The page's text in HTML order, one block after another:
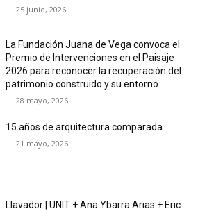
25 junio, 2026
La Fundación Juana de Vega convoca el
Premio de Intervenciones en el Paisaje
2026 para reconocer la recuperación del
patrimonio construido y su entorno
28 mayo, 2026
15 años de arquitectura comparada
21 mayo, 2026
Llavador | UNIT + Ana Ybarra Arias + Eric